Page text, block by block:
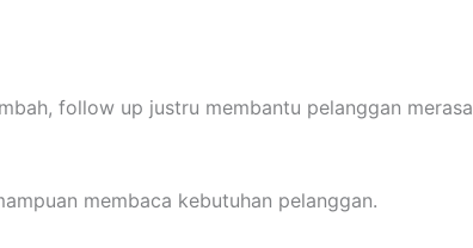
follow up justru membantu pelanggan merasa
membaca kebutuhan pelanggan.